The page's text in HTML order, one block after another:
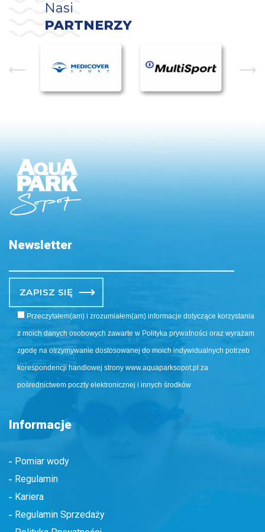
Nasi
PARTNERZY
Newsletter
Przeczytałem(am) i zrozumiałem(am) informacje dotyczące korzystania
z moich danych osobowych zawarte w Polityka prywatności oraz wyrażam
zgodę na otrzymywanie dostosowanej do moich indywidualnych potrzeb
korespondencji handlowej strony www.aquaparksopot.pl za
pośrednictwem poczty elektronicznej i innych środków
Informacje
Pomiar wody
Regulamin
Kariera
Regulamin Sprzedaży